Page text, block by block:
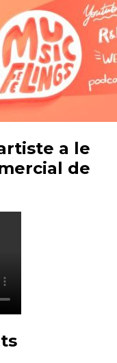
a le
de